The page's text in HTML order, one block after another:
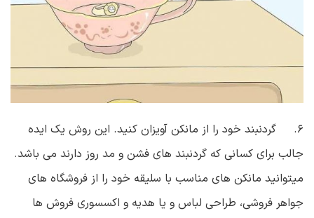
۶. گردنبند خود را از مانکن آویزان کنید. این روش یک ایده
جالب برای کسانی که گردنبند های فشن و مد روز دارند می باشد.
میتوانید مانکن های مناسب با سلیقه خود را از فروشگاه های
جواهر فروشی، طراحی لباس و یا هدیه و اکسسوری فروش ها